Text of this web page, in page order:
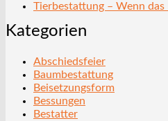
Tierbestattung – Wenn
Kategorien
Abschiedsfeier
Baumbestattung
Beisetzungsform
Bessungen
Bestatter